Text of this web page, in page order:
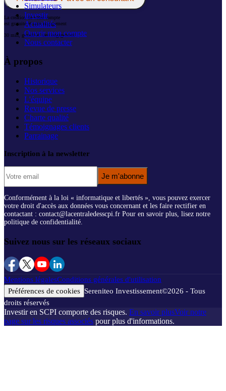
La création de votre compte
est gratuite et sans engagement
30 min, gratuit et sans engagement
Simulateurs
Investir
Actualités
Ouvrir mon compte
Nous contacter
À propos
Historique
Nos services
L'équipe
Revue de presse
Charte qualité
Témoignages clients
Parrainage
Inscription à la newsletter
Je m'abonne
Conformément à la loi « informatique et libertés », vous pouvez exercer
votre droit d'accès aux données vous concernant et les faire rectifier en
contactant : contact@lacentraledesscpi.fr Pour en savoir plus, lisez notre
politique de confidentialité.
Suivez nous sur les réseaux sociaux
Mentions légalesConditions générales d'utilisation
Préférences de cookies Sereniteo Investissement©2026 - Tous
droits réservés
Investir en SCPI comporte des risques. En savoir plusVoir notre
page sur les risques associés pour plus d'informations.